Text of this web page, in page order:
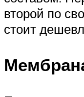
второй по
стоит